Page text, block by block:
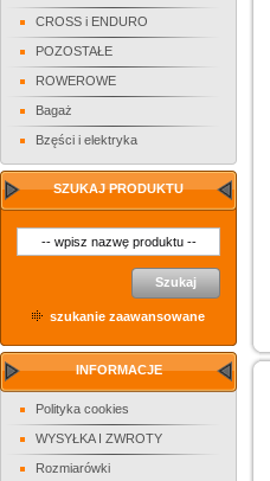
CROSS i ENDURO
POZOSTAŁE
ROWEROWE
Bagaż
Bzęści i elektryka
SZUKAJ PRODUKTU
Szukaj
szukanie zaawansowane
INFORMACJE
Polityka cookies
WYSYŁKA I ZWROTY
Rozmiarówki